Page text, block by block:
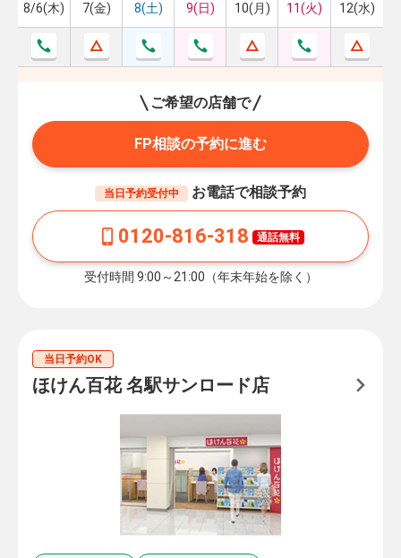
8/6(木) 7(金) 8(土) 9(日) 10(月) 11(火) 12(水)
ご希望の店舗で
FP相談の予約に進む
当日予約受付中 お電話で相談予約
0120-816-318 通話無料
受付時間 9:00～21:00（年末年始を除く）
当日予約OK
ほけん百花 名駅サンロード店